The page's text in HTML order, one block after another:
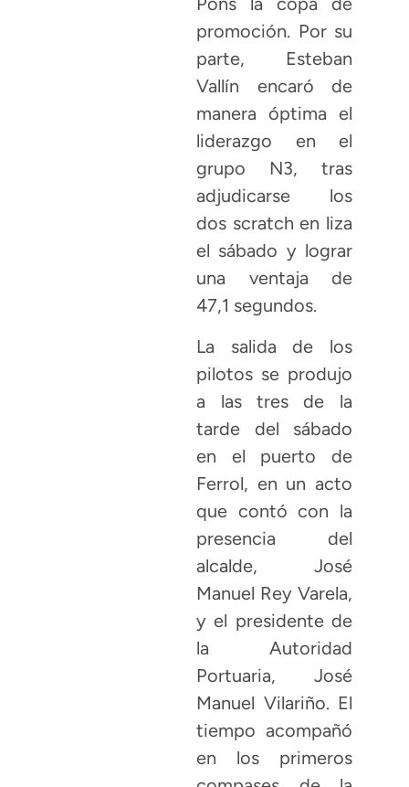
promoción. Por su
parte, Esteban
Vallín encaró de
manera óptima el
liderazgo en el
grupo N3, tras
adjudicarse los
dos scratch en liza
el sábado y lograr
una ventaja de
47,1 segundos.
La salida de los
pilotos se produjo
a las tres de la
tarde del sábado
en el puerto de
Ferrol, en un acto
que contó con la
presencia del
alcalde, José
Manuel Rey Varela,
y el presidente de
la Autoridad
Portuaria, José
Manuel Vilariño. El
tiempo acompañó
en los primeros